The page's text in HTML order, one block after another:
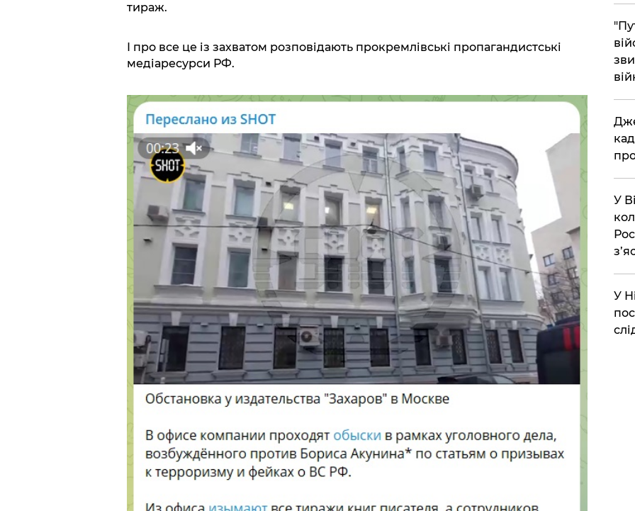
тираж.
І про все це із захватом розповідають прокремлівські пропагандистські
медіаресурси РФ.
​У
​У